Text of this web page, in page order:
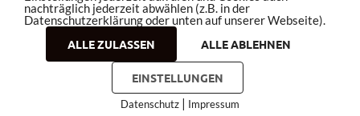
Copyright © 2026bleistiftrocker.de
Impressum
nachträglich jederzeit abwählen (z.B. in der
Datenschutzerklärung oder unten auf unserer Webseite).
ALLE ZULASSEN
ALLE ABLEHNEN
EINSTELLUNGEN
Datenschutz | Impressum